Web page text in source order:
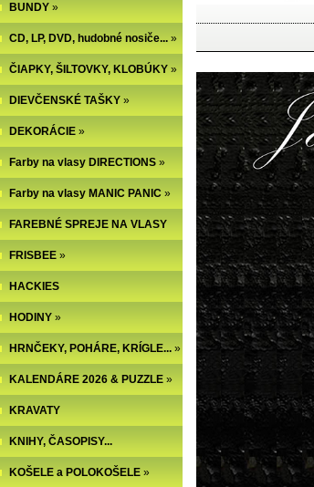
BUNDY »
CD, LP, DVD, hudobné nosiče... »
ČIAPKY, ŠILTOVKY, KLOBÚKY »
DIEVČENSKÉ TAŠKY »
DEKORÁCIE »
Farby na vlasy DIRECTIONS »
Farby na vlasy MANIC PANIC »
FAREBNÉ SPREJE NA VLASY
FRISBEE »
HACKIES
HODINY »
HRNČEKY, POHÁRE, KRÍGLE... »
KALENDÁRE 2026 & PUZZLE »
KRAVATY
KNIHY, ČASOPISY...
KOŠELE a POLOKOŠELE »